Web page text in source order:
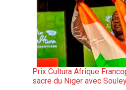
Prix Cultura Afrique
sacre du Niger avec